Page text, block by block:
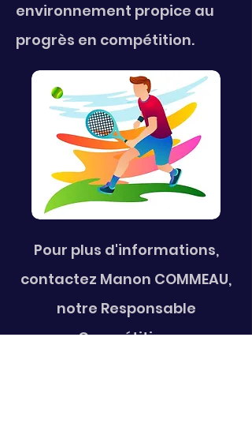
environnement propice au
progrès en compétition.
Pour plus d'informations,
contactez Manon COMMEAU,
notre Responsable
Compétition,